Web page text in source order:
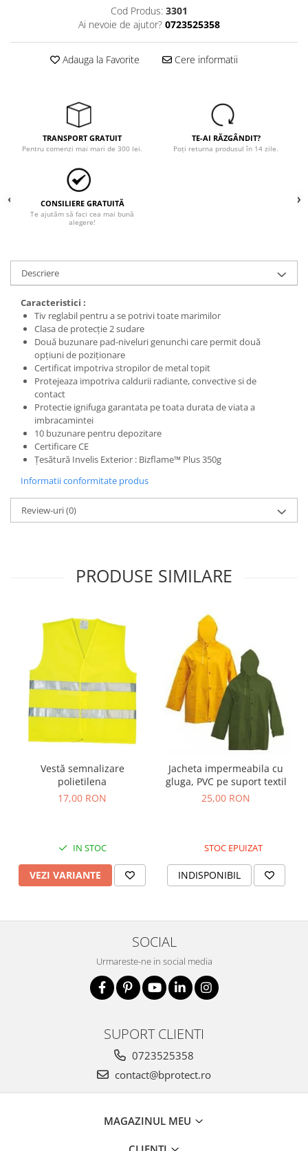
Hidrofoare
Pompe submersibile
Prim ajutor
Protecția ochilor
Protecția respirației
Scule de mana
Capsatoare , multifuncionale si
Chei si truse chei
Ciocane , clesti si foarfeci
Debitare gresie / faianta si geamuri
Echipamente atelier
Fierastraie si topoare
Gletiere , spacluri si cuttere
Pensule si trafaleti
Scari , lize si depozitare
Unelte pentru masurat
Aparate de masura si detectie
Echere si compasuri
Rulete si metre
Scule electrice
Accesorii auto
Accesorii scule electrice
Aparate de sudat si lipit
Capsatoare si pistoale pneumatice
Consumabile scule electrice
Accesorii pentru lustruire
Accesorii pentru slefuire
Fierastraie si circulare electrice
Iluminat si electrice
Masini de amestecat si vopsit
Polizoare unghiulare
Scule electrice de banc
Semnalizare și delimitare
Combinezoane
Cod Produs: 3301
Ai nevoie de ajutor? 0723525358
Adauga la Favorite Cere informatii
TRANSPORT GRATUIT
Pentru comenzi mai mari de 300 lei.
TE-AI RĂZGÂNDIT?
Poți returna produsul în 14 zile.
CONSILIERE GRATUITĂ
Te ajutăm să faci cea mai bună
alegere!
Descriere
Caracteristici :
Tiv reglabil pentru a se potrivi toate marimilor
Clasa de protecție 2 sudare
Două buzunare pad-niveluri genunchi care permit două
opțiuni de poziționare
Certificat impotriva stropilor de metal topit
Protejeaza impotriva caldurii radiante, convective si de
contact
Protectie ignifuga garantata pe toata durata de viata a
imbracamintei
10 buzunare pentru depozitare
Certificare CE
Țesătură Invelis Exterior : Bizflame™ Plus 350g
Informatii conformitate produs
Review-uri(0)
PRODUSE SIMILARE
Vestă semnalizare
polietilena
17,00 RON
IN STOC
VEZI VARIANTE
Jacheta impermeabila cu
gluga, PVC pe suport textil
25,00 RON
STOC EPUIZAT
INDISPONIBIL
SOCIAL
Urmareste-ne in social media
SUPORT CLIENTI
0723525358
contact@bprotect.ro
MAGAZINUL MEU